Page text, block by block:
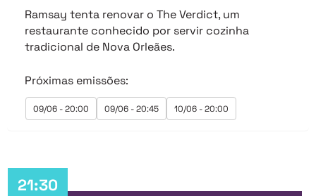
Ramsay tenta renovar o The Verdict, um
restaurante conhecido por servir cozinha
tradicional de Nova Orleães.
Próximas emissões:
09/06 - 20:00 09/06 - 20:45 10/06 - 20:00
21:30